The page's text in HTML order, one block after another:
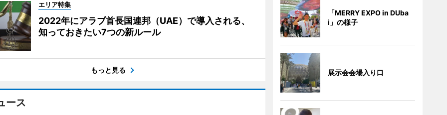
エリア特集
2022年にアラブ首長国連邦（UAE）で導入される、
知っておきたい7つの新ルール
もっと見る
ース
「MERRY EXPO in DUba
i」の様子
展示会会場入り口